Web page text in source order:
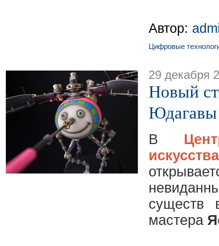
Автор:
Цифровые
29 декабря
Новый
В
существ
мастера